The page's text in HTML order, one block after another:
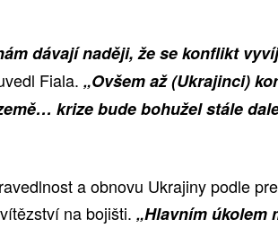
dávají naději, že se konflikt
Fiala. „Ovšem až (Ukrajinci)
krize bude bohužel stále
a obnovu Ukrajiny podle
na bojišti. „Hlavním úkolem